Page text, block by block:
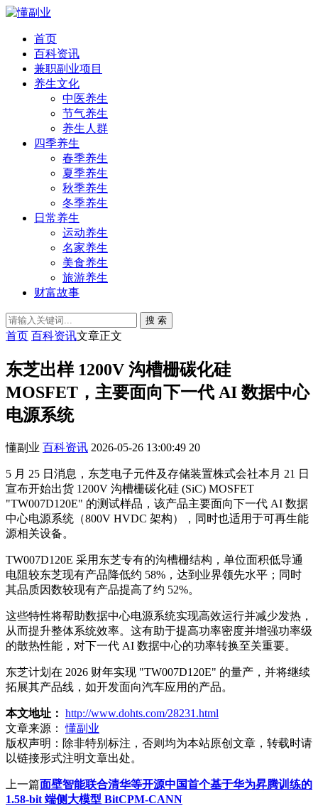
首页
百科资讯
兼职副业项目
养生文化
中医养生
节气养生
养生人群
四季养生
春季养生
夏季养生
秋季养生
冬季养生
日常养生
运动养生
名家养生
美食养生
旅游养生
财富故事
搜 索
首页 百科资讯文章正文
东芝出样 1200V 沟槽栅碳化硅
MOSFET，主要面向下一代 AI 数据中心
电源系统
懂副业 百科资讯 2026-05-26 13:00:49 20
5 月 25 日消息，东芝电子元件及存储装置株式会社本月 21 日
宣布开始出货 1200V 沟槽栅碳化硅 (SiC) MOSFET
"TW007D120E" 的测试样品，该产品主要面向下一代 AI 数据
中心电源系统（800V HVDC 架构），同时也适用于可再生能
源相关设备。
TW007D120E 采用东芝专有的沟槽栅结构，单位面积低导通
电阻较东芝现有产品降低约 58%，达到业界领先水平；同时
其品质因数较现有产品提高了约 52%。
这些特性将帮助数据中心电源系统实现高效运行并减少发热，
从而提升整体系统效率。这有助于提高功率密度并增强功率级
的散热性能，对下一代 AI 数据中心的功率转换至关重要。
东芝计划在 2026 财年实现 "TW007D120E" 的量产，并将继续
拓展其产品线，如开发面向汽车应用的产品。
本文地址： http://www.dohts.com/28231.html
文章来源：
懂副业
版权声明： 除非特别标注，否则均为本站原创文章，转载时请
以链接形式注明文章出处。
上一篇面壁智能联合清华等开源中国首个基于华为昇腾训练的
1.58-bit 端侧大模型 BitCPM-CANN